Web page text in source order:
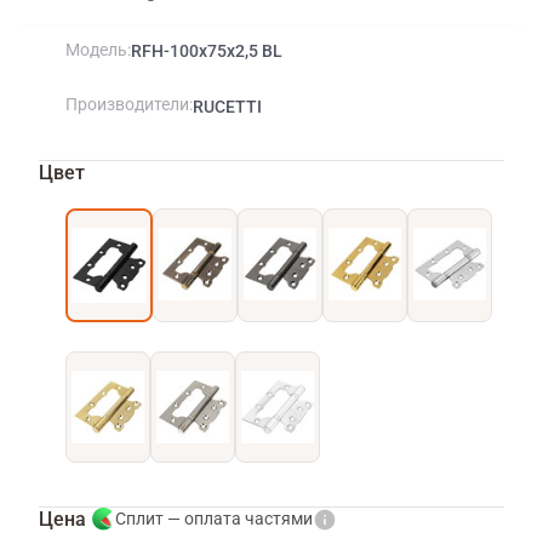
Модель RFH-100x75x2,5 BL
Производители RUCETTI
Цвет
Цена Сплит — оплата частями